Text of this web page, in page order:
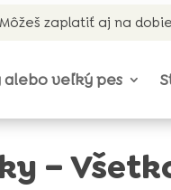
Môžeš zaplatiť aj na
veľký pes
–